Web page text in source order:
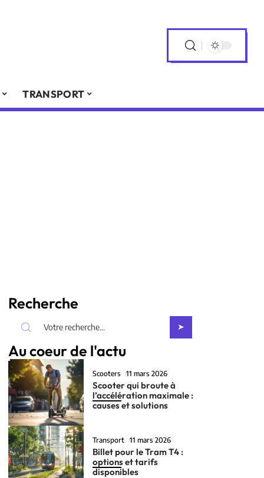
TRANSPORT
Recherche
Au coeur de l'actu
Scooters 11 mars 2026
Scooter qui broute à
l’accélération maximale :
causes et solutions
Transport 11 mars 2026
Billet pour le Tram T4 :
options et tarifs
disponibles